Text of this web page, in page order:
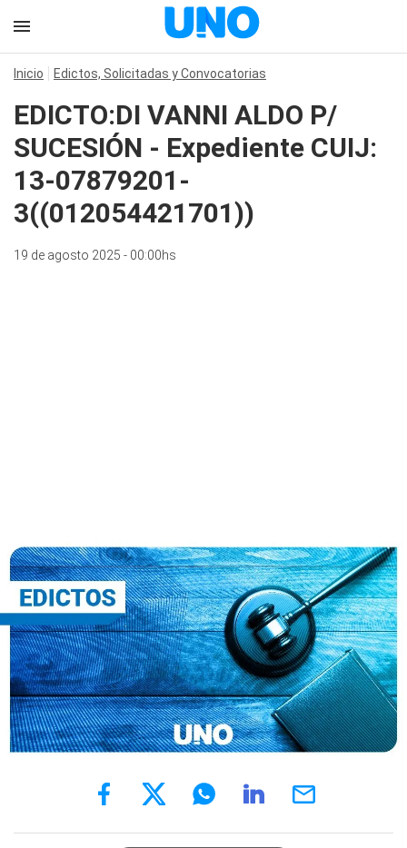
Inicio Edictos, Solicitadas y Convocatorias
EDICTO:DI VANNI ALDO P/
SUCESIÓN - Expediente CUIJ:
13-07879201-
3((012054421701))
19 de agosto 2025 - 00:00hs